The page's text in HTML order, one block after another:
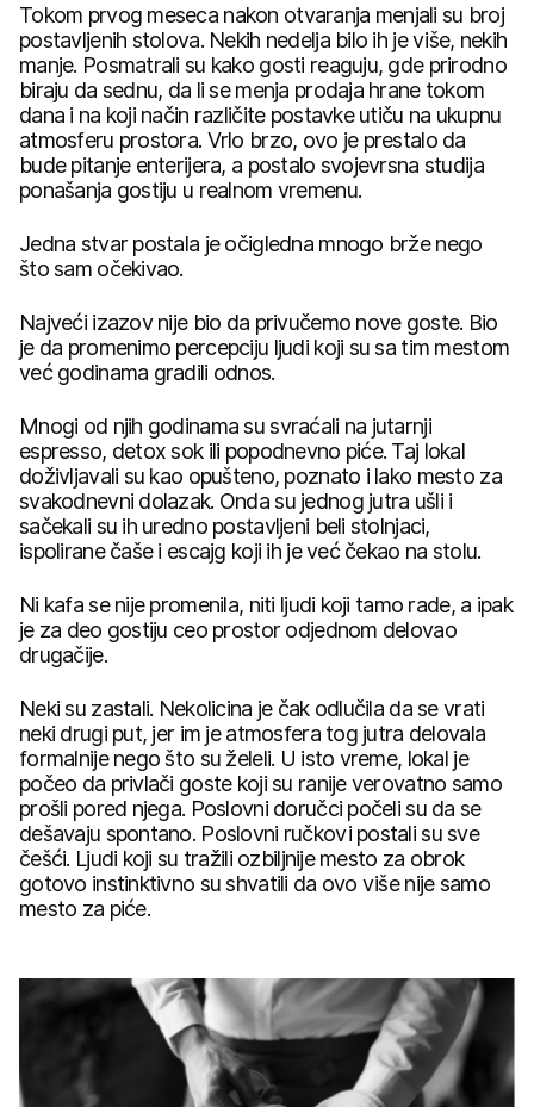
Tokom prvog meseca nakon otvaranja menjali su broj
postavljenih stolova. Nekih nedelja bilo ih je više, nekih
manje. Posmatrali su kako gosti reaguju, gde prirodno
biraju da sednu, da li se menja prodaja hrane tokom
dana i na koji način različite postavke utiču na ukupnu
atmosferu prostora. Vrlo brzo, ovo je prestalo da
bude pitanje enterijera, a postalo svojevrsna studija
ponašanja gostiju u realnom vremenu.
Jedna stvar postala je očigledna mnogo brže nego
što sam očekivao.
Najveći izazov nije bio da privučemo nove goste. Bio
je da promenimo percepciju ljudi koji su sa tim mestom
već godinama gradili odnos.
Mnogi od njih godinama su svraćali na jutarnji
espresso, detox sok ili popodnevno piće. Taj lokal
doživljavali su kao opušteno, poznato i lako mesto za
svakodnevni dolazak. Onda su jednog jutra ušli i
sačekali su ih uredno postavljeni beli stolnjaci,
ispolirane čaše i escajg koji ih je već čekao na stolu.
Ni kafa se nije promenila, niti ljudi koji tamo rade, a ipak
je za deo gostiju ceo prostor odjednom delovao
drugačije.
Neki su zastali. Nekolicina je čak odlučila da se vrati
neki drugi put, jer im je atmosfera tog jutra delovala
formalnije nego što su želeli. U isto vreme, lokal je
počeo da privlači goste koji su ranije verovatno samo
prošli pored njega. Poslovni doručci počeli su da se
dešavaju spontano. Poslovni ručkovi postali su sve
češći. Ljudi koji su tražili ozbiljnije mesto za obrok
gotovo instinktivno su shvatili da ovo više nije samo
mesto za piće.